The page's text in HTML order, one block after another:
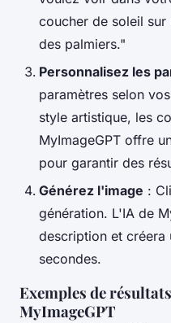
coucher de soleil
des palmiers."
Personnalisez les
paramètres selon
style artistique, les
MyImageGPT offre
pour garantir des
Générez l'image :
génération. L'IA de
description et créera
secondes.
Exemples de
MyImageGPT